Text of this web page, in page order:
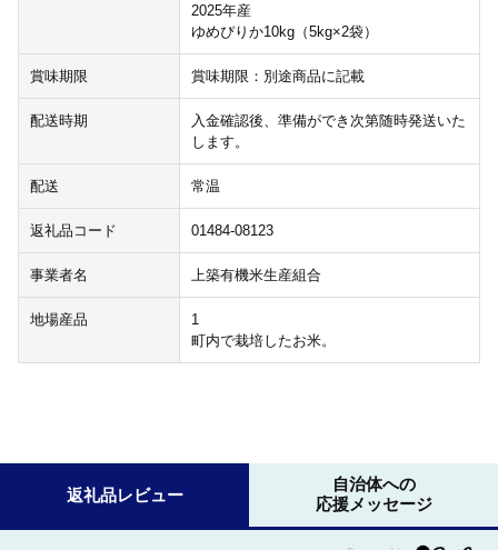
2025年産
ゆめぴりか10kg（5kg×2袋）
賞味期限 賞味期限：別途商品に記載
配送時期
入金確認後、準備ができ次第随時発送いた
します。
配送 常温
返礼品コード 01484-08123
事業者名 上築有機米生産組合
地場産品
1
町内で栽培したお米。
返礼品レビュー
自治体への
応援メッセージ